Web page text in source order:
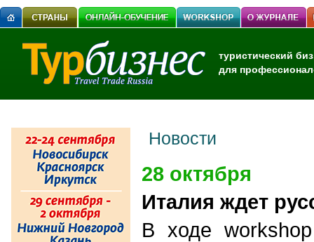
туристический
для
Новости
28 октября
Италия ждет
В ходе